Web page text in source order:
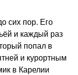
сих пор. Его
и каждый раз
попал в
и курортным
в Карелии